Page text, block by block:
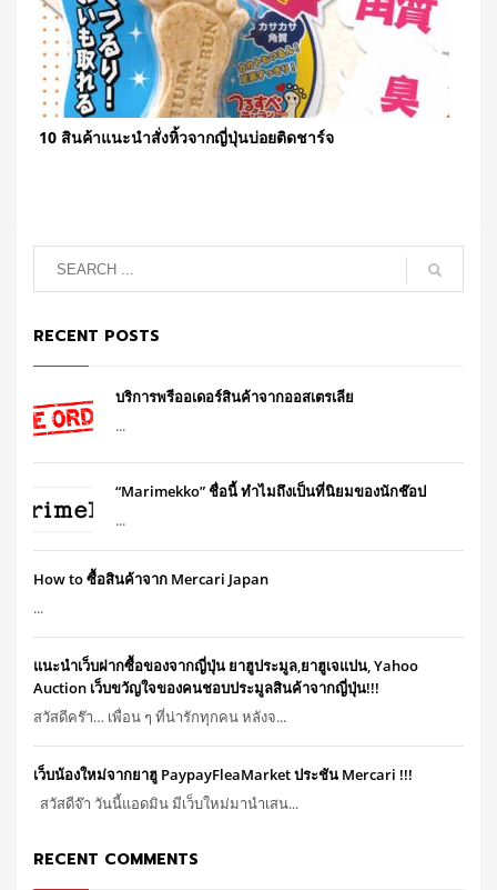
10 สินค้าแนะนำสั่งหิ้วจากญี่ปุ่นบ่อยติดชาร์จ
RECENT POSTS
บริการพรีออเดอร์สินค้าจากออสเตรเลีย
...
“Marimekko” ชื่อนี้ ทำไมถึงเป็นที่นิยมของนักช๊อป
...
How to ซื้อสินค้าจาก Mercari Japan
...
แนะนำเว็บฝากซื้อของจากญี่ปุ่น ยาฮูประมูล,ยาฮูเจแปน, Yahoo
Auction เว็บขวัญใจของคนชอบประมูลสินค้าจากญี่ปุ่น!!!
สวัสดีคร๊า… เพื่อน ๆ ที่น่ารักทุกคน หลังจ...
เว็บน้องใหม่จากยาฮู PaypayFleaMarket ประชัน Mercari !!!
สวัสดีจ๊า วันนี้แอดมิน มีเว็บใหม่มานำเสน...
RECENT COMMENTS